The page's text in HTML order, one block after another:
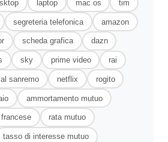
laptop mac os tim
segreteria telefonica amazon
scheda grafica dazn
sky prime video rai
sanremo netflix rogito
ammortamento mutuo
rata mutuo
tasso di interesse mutuo